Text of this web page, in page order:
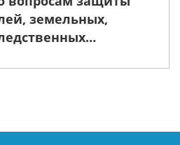
земельных,
характера